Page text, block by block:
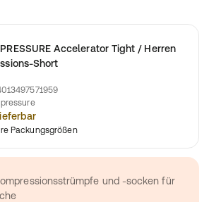
PRESSURE Accelerator Tight / Herren
Short
abgestimmte Strukturen bewirken
Packungsgrößen
und -socken für